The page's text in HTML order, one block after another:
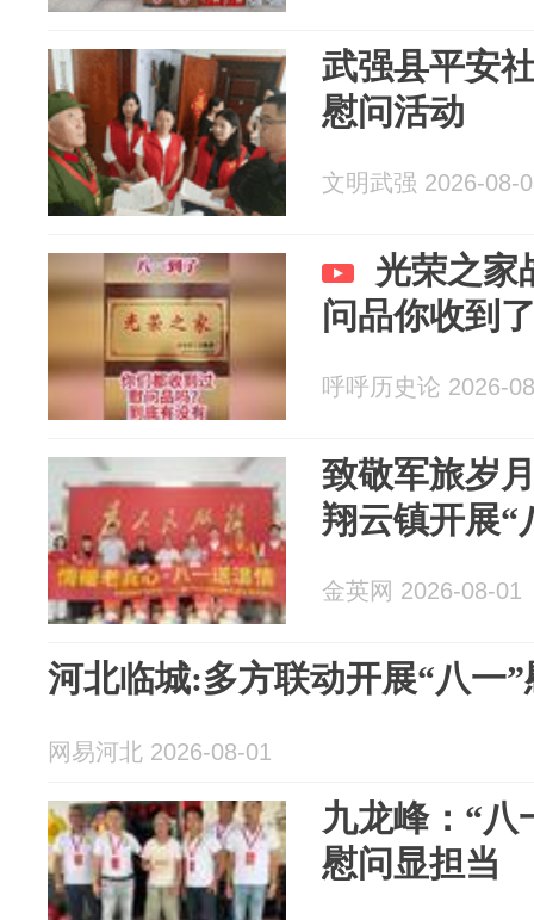
武强县平安
慰问活动
文明武强 2026-08-
光荣之家
问品你收到
呼呼历史论 2026-
致敬军旅岁
翔云镇开展“
金英网 2026-08-01
河北临城:多方联动开展“八一”
网易河北 2026-08-01
九龙峰：“八
慰问显担当